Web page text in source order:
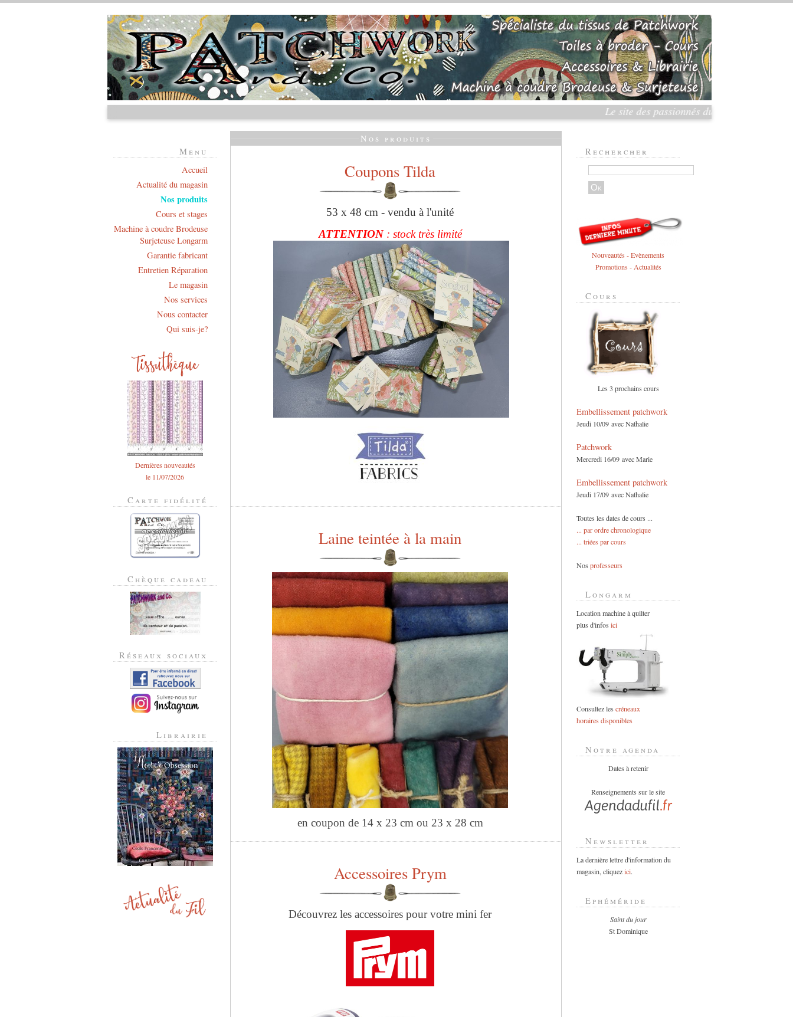
Le site des passionnés du Patchwork et de la
Nos produits
Coupons Tilda
53 x 48 cm - vendu à l'unité
ATTENTION: stock très limité
Laine teintée à la main
en coupon de 14 x 23 cm ou 23 x 28 cm
Accessoires Prym
Découvrez les accessoires pour votre mini fer
Menu
Accueil
Actualité du magasin
Nos produits
Cours et stages
Machine à coudre Brodeuse
Surjeteuse Longarm
Garantie fabricant
Entretien Réparation
Le magasin
Nos services
Nous contacter
Qui suis-je?
Dernières nouveautés
le 11/07/2026
Carte fidélité
Chèque cadeau
Réseaux sociaux
Librairie
Rechercher
Nouveautés - Evènements
Promotions - Actualités
Cours
Les 3 prochains cours
Embellissement patchwork
Jeudi 10/09 avec Nathalie
Patchwork
Mercredi 16/09 avec Marie
Embellissement patchwork
Jeudi 17/09 avec Nathalie
Toutes les dates de cours ...
... par ordre chronologique
... triées par cours
Nos professeurs
Longarm
Location machine à quilter
plus d'infos ici
Consultez les créneaux
horaires disponibles
Notre agenda
Dates à retenir
Renseignements sur le site
Newsletter
La dernière lettre d'information du
magasin, cliquezici.
Ephéméride
Saint du jour
St Dominique